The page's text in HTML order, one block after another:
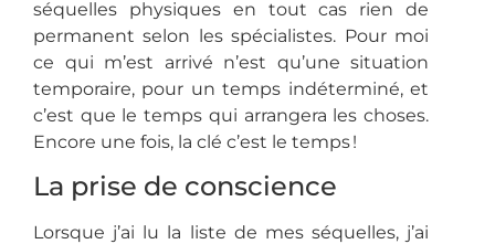
séquelles physiques en tout cas rien de
permanent selon les spécialistes. Pour moi
ce qui m’est arrivé n’est qu’une situation
temporaire, pour un temps indéterminé, et
c’est que le temps qui arrangera les choses.
Encore une fois, la clé c’est le temps !
La prise de conscience
Lorsque j’ai lu la liste de mes séquelles, j’ai